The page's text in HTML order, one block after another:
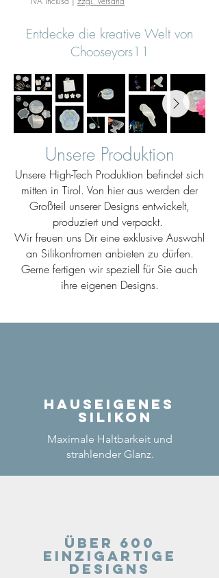
Entdecke die kreative Welt von
Chooseyors11
Unsere Produktion
Unsere High-Tech Produktion befindet sich
mitten in Tirol. Von hier aus werden der
Großteil unserer Designs entwickelt,
produziert und verpackt.
Wir freuen uns Dir eine exklusive Auswahl
an Silikonfromen anbieten zu dürfen.
Gerne fertigen wir speziell für Sie auch
ihre eigenen Designs.
Hauseigenes
Silikon
Maximale Haltbarkeit und
strahlender Glanz.
Über 600
einzigartige
Designs